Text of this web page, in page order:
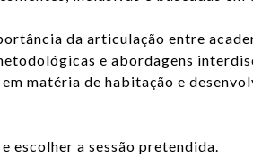
da articulação entre
e abordagens
matéria de habitação e
escolher a sessão pretendida.